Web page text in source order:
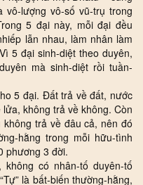
vô-lượng vô-số vũ-trụ trong
5 đại này, mỗi đại đều
lẫn nhau, làm nhân làm
5 đại sinh-diệt theo duyên,
mà sinh-diệt rồi tuần-
5 đại. Đất trả về đất, nước
không trả về không. Còn
trả về đâu cả, nên đó
hằng trong mỗi hữu-tình
phương 3 đời.
có nhân-tố duyên-tố
là bất-biến thường-hằng,